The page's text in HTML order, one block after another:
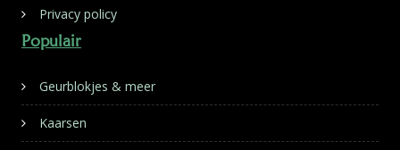
Privacy policy
Populair
Geurblokjes & meer
Kaarsen